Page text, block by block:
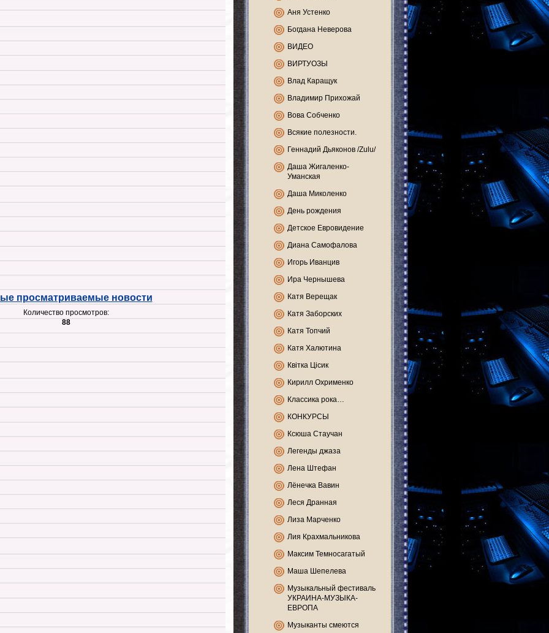
просматриваемые новости
Количество просмотров:
88
Аня Устенко
Богдана Неверова
ВИДЕО
ВИРТУОЗЫ
Влад Каращук
Владимир Прихожай
Вова Собченко
Всякие полезности.
Геннадий Дьяконов /Zulu/
Даша Жигаленко-
Уманская
Даша Миколенко
День рождения
Детское Евровидение
Диана Самофалова
Игорь Иванцив
Ира Чернышева
Катя Верещак
Катя Заборских
Катя Топчий
Катя Халютина
Квітка Цісик
Кирилл Охрименко
Классика рока…
КОНКУРСЫ
Ксюша Стаучан
Легенды джаза
Лена Штефан
Лёнечка Вавин
Леся Дранная
Лиза Марченко
Лия Крахмальникова
Максим Темносагатый
Маша Шепелева
Музыкальный фестиваль
УКРАИНА-МУЗЫКА-
ЕВРОПА
Музыканты смеются